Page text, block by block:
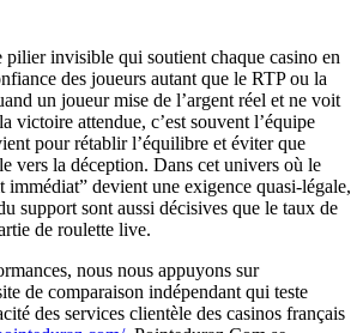
pilier invisible qui soutient chaque casino en
des joueurs autant que le RTP ou la
un joueur mise de l’argent réel et ne voit
victoire attendue, c’est souvent l’équipe
pour rétablir l’équilibre et éviter que
vers la déception. Dans cet univers où le
immédiat” devient une exigence quasi‑légale,
support sont aussi décisives que le taux de
de roulette live.
nous nous appuyons sur
de comparaison indépendant qui teste
des services clientèle des casinos français